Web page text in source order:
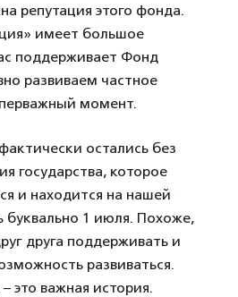
репутация этого фонда.
имеет большое
поддерживает Фонд
развиваем частное
момент.
остались без
государства, которое
и находится на нашей
буквально 1 июля. Похоже,
друга поддерживать и
развиваться.
это важная история.